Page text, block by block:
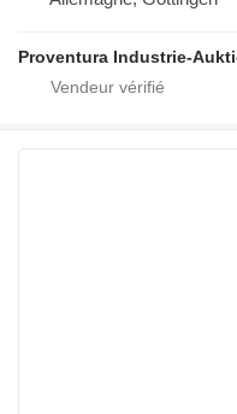
Proventura Industrie-